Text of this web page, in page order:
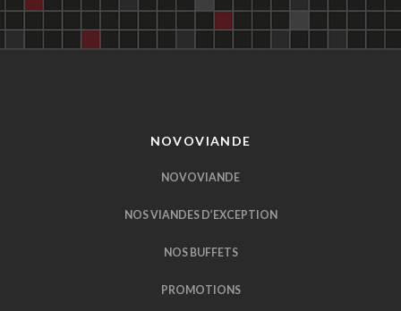
NOVOVIANDE
NOVOVIANDE
NOS VIANDES D’EXCEPTION
NOS BUFFETS
PROMOTIONS